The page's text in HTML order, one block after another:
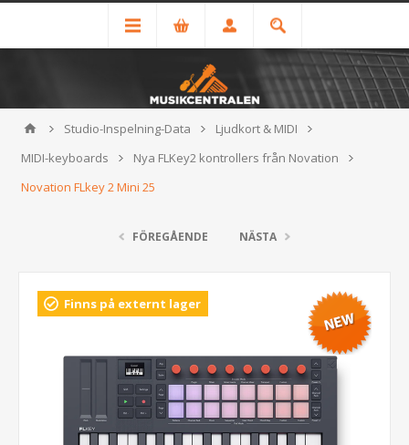
Studio-Inspelning-Data
Ljudkort & MIDI
MIDI-keyboards
Nya FLKey2 kontrollers från Novation
Novation FLkey 2 Mini 25
FÖREGÅENDE NÄSTA
Finns på externt lager